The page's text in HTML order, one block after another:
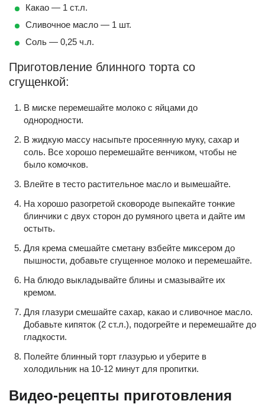
Какао — 1 ст.л.
Сливочное масло — 1 шт.
Соль — 0,25 ч.л.
Приготовление блинного торта со
сгущенкой:
В миске перемешайте молоко с яйцами до
однородности.
В жидкую массу насыпьте просеянную муку, сахар и
соль. Все хорошо перемешайте венчиком, чтобы не
было комочков.
Влейте в тесто растительное масло и вымешайте.
На хорошо разогретой сковороде выпекайте тонкие
блинчики с двух сторон до румяного цвета и дайте им
остыть.
Для крема смешайте сметану взбейте миксером до
пышности, добавьте сгущенное молоко и перемешайте.
На блюдо выкладывайте блины и смазывайте их
кремом.
Для глазури смешайте сахар, какао и сливочное масло.
Добавьте кипяток (2 ст.л.), подогрейте и перемешайте до
гладкости.
Полейте блинный торт глазурью и уберите в
холодильник на 10-12 минут для пропитки.
Видео-рецепты приготовления